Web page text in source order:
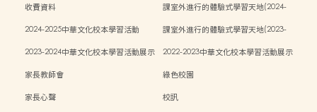
收費資料
課室外進行的體驗式學習天地(2024-
2024-2025中華文化校本學習活動
課室外進行的體驗式學習天地(2023-
2023-2024中華文化校本學習活動展示
2022-2023中華文化校本學習活動展示
家長教師會
綠色校園
家長心聲
校訊